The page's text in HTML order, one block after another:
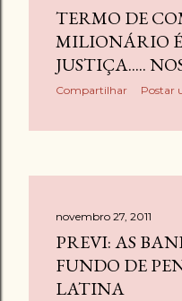
TERMO DE
MILIONÁRIO É
JUSTIÇA.....
Compartilhar Postar
novembro 27, 2011
PREVI: AS
FUNDO DE
LATINA